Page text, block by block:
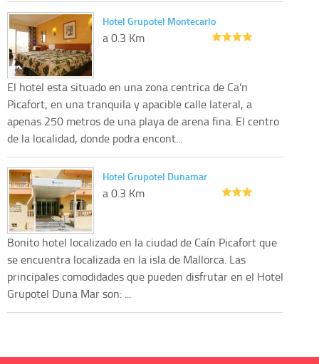
Hotel Grupotel Montecarlo
a 0.3 Km
El hotel esta situado en una zona centrica de Ca'n
Picafort, en una tranquila y apacible calle lateral, a
apenas 250 metros de una playa de arena fina. El centro
de la localidad, donde podra encont...
Hotel Grupotel Dunamar
a 0.3 Km
Bonito hotel localizado en la ciudad de Caín Picafort que
se encuentra localizada en la isla de Mallorca. Las
principales comodidades que pueden disfrutar en el Hotel
Grupotel Duna Mar son: ...